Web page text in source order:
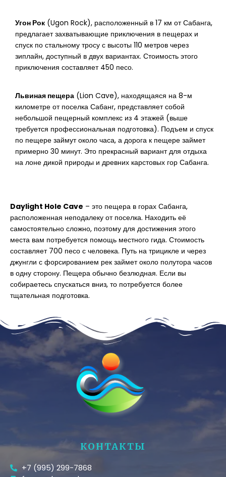
Угон Рок (Ugon Rock), расположенный в 17 км от Сабанга,
предлагает захватывающие приключения в пещерах и
спуск по стальному тросу с высоты 110 метров через
зиплайн, доступный в двух вариантах. Стоимость этого
приключения составляет 450 песо.
Львиная пещера (Lion Cave), находящаяся на 8-м
километре от поселка Сабанг, представляет собой
небольшой пещерный комплекс из 4 этажей (выше
требуется профессиональная подготовка). Подъем и спуск
по пещере займут около часа, а дорога к пещере займет
примерно 30 минут. Это прекрасный вариант для отдыха
на лоне дикой природы и древних карстовых гор Сабанга.
Daylight Hole Cave – это пещера в горах Сабанга,
расположенная неподалеку от поселка. Находить её
самостоятельно сложно, поэтому для достижения этого
места вам потребуется помощь местного гида. Стоимость
составляет 700 песо с человека. Путь на трицикле и через
джунгли с форсированием рек займет около полутора часов
в одну сторону. Пещера обычно безлюдная. Если вы
собираетесь спускаться вниз, то потребуется более
тщательная подготовка.
КОНТАКТЫ
+7 (995) 299-7868